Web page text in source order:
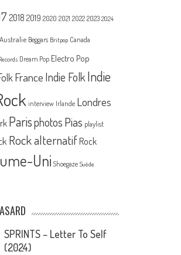
2018 2019 2020 2021 2022 2023 2024
Australie Beggars Britpop Canada
Dream Pop Electro Pop
France Indie FolkIndie
interview Irlande Londres
Parisphotos Pias playlist
Rock alternatif Rock
Uni Shoegaze Suède
SPRINTS – Letter To Self
(2024)